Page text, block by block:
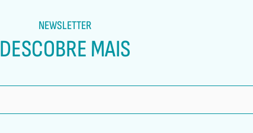
NEWSLETTER
DESCOBRE MAIS